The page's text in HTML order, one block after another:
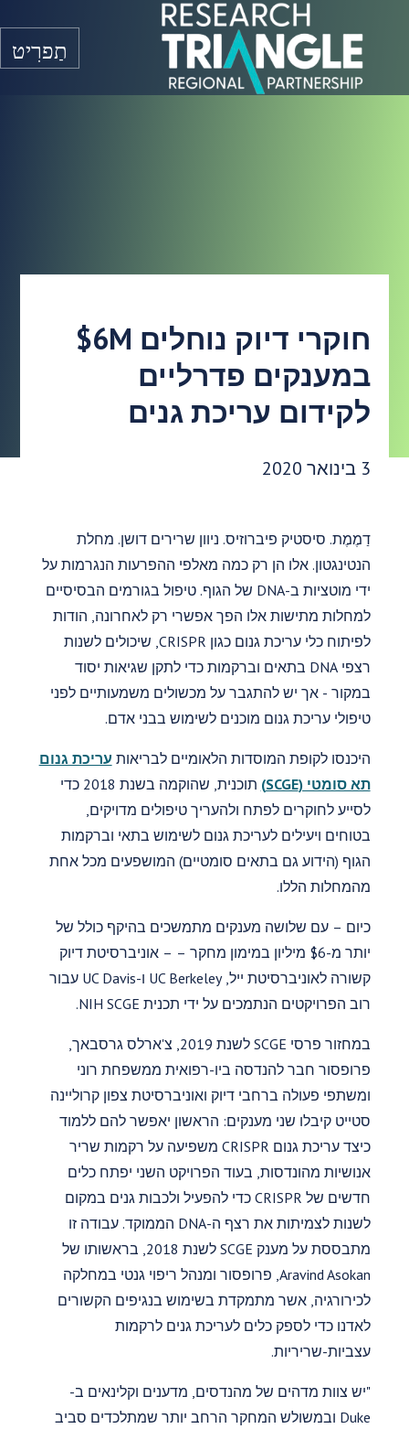
תַפרִיט
חוקרי דיוק נוחלים $6M
במענקים פדרליים
לקידום עריכת גנים
תאריך פרסום:
3 בינואר 2020
דַמֶמֶת. סיסטיק פיברוזיס. ניוון שרירים דושן. מחלת
הנטינגטון. אלו הן רק כמה מאלפי ההפרעות הנגרמות על
ידי מוטציות ב-DNA של הגוף. טיפול בגורמים הבסיסיים
למחלות מתישות אלו הפך אפשרי רק לאחרונה, הודות
לפיתוח כלי עריכת גנום כגון CRISPR, שיכולים לשנות
רצפי DNA בתאים וברקמות כדי לתקן שגיאות יסוד
במקור - אך יש להתגבר על מכשולים משמעותיים לפני
טיפולי עריכת גנום מוכנים לשימוש בבני אדם.
היכנסו לקופת המוסדות הלאומיים לבריאות עריכת גנום
תא סומטי (SCGE)
תוכנית, שהוקמה בשנת 2018 כדי
לסייע לחוקרים לפתח ולהעריך טיפולים מדויקים,
בטוחים ויעילים לעריכת גנום לשימוש בתאי וברקמות
הגוף (הידוע גם בתאים סומטיים) המושפעים מכל אחת
מהמחלות הללו.
כיום – עם שלושה מענקים מתמשכים בהיקף כולל של
יותר מ-$6 מיליון במימון מחקר – – אוניברסיטת דיוק
קשורה לאוניברסיטת ייל, UC Berkeley ו-UC Davis עבור
רוב הפרויקטים הנתמכים על ידי תכנית NIH SCGE.
במחזור פרסי SCGE לשנת 2019, צ'ארלס גרסבאך,
פרופסור חבר להנדסה ביו-רפואית ממשפחת רוני
ומשתפי פעולה ברחבי דיוק ואוניברסיטת צפון קרוליינה
סטייט קיבלו שני מענקים: הראשון יאפשר להם ללמוד
כיצד עריכת גנום CRISPR משפיעה על רקמות שריר
אנושיות מהונדסות, בעוד הפרויקט השני יפתח כלים
חדשים של CRISPR כדי להפעיל ולכבות גנים במקום
לשנות לצמיתות את רצף ה-DNA הממוקד. עבודה זו
מתבססת על מענק SCGE לשנת 2018, בראשותו של
Aravind Asokan, פרופסור ומנהל ריפוי גנטי במחלקה
לכירורגיה, אשר מתמקדת בשימוש בנגיפים הקשורים
לאדנו כדי לספק כלים לעריכת גנים לרקמות
עצביות-שריריות.
"יש צוות מדהים של מהנדסים, מדענים וקלינאים ב-
Duke ובמשולש המחקר הרחב יותר שמתלכדים סביב